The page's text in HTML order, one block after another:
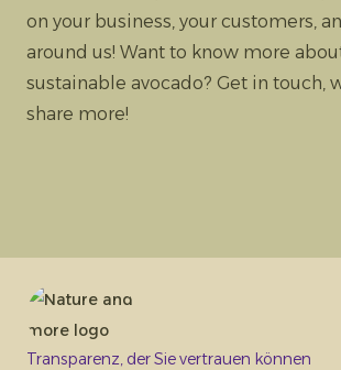
on your business, your customers,
around us! Want to know more
sustainable avocado? Get in touch,
share more!
Transparenz, der Sie vertrauen können